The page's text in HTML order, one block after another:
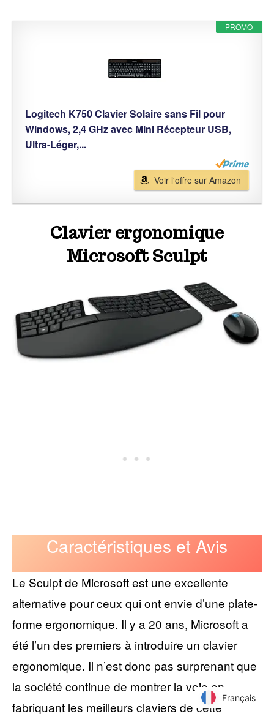
PROMO
Logitech K750 Clavier Solaire sans Fil pour
Windows, 2,4 GHz avec Mini Récepteur USB,
Ultra-Léger,...
Voir l'offre sur Amazon
Clavier ergonomique
Microsoft Sculpt
Caractéristiques et Avis
Le Sculpt de Microsoft est une excellente
alternative pour ceux qui ont envie d’une plate-
forme ergonomique. Il y a 20 ans, Microsoft a
été l’un des premiers à introduire un clavier
ergonomique. Il n’est donc pas surprenant que
la société continue de montrer la voie en
fabriquant les meilleurs claviers de cette
Français
Français